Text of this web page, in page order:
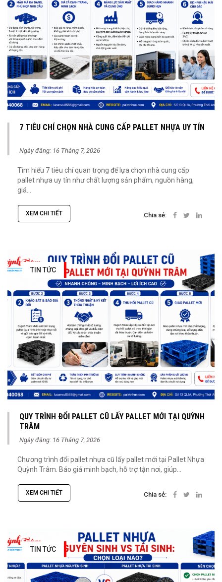
7 TIÊU CHÍ CHỌN NHÀ CUNG CẤP PALLET NHỰA UY TÍN
Ngày đăng: 16 Tháng 7, 2026
Tìm hiểu 7 tiêu chí quan trọng để lựa chọn nhà cung cấp
pallet nhựa uy tín như chất lượng sản phẩm, nguồn hàng,
giá...
XEM CHI TIẾT Chia sẻ:
TIN TỨC
QUY TRÌNH ĐỔI PALLET CŨ LẤY PALLET MỚI TẠI QUỲNH
TRÂM
Ngày đăng: 16 Tháng 7, 2026
Chương trình đổi pallet nhựa cũ lấy pallet mới tại Pallet Nhựa
Quỳnh Trâm. Báo giá minh bạch, hỗ trợ tận nơi, giúp...
XEM CHI TIẾT Chia sẻ:
TIN TỨC